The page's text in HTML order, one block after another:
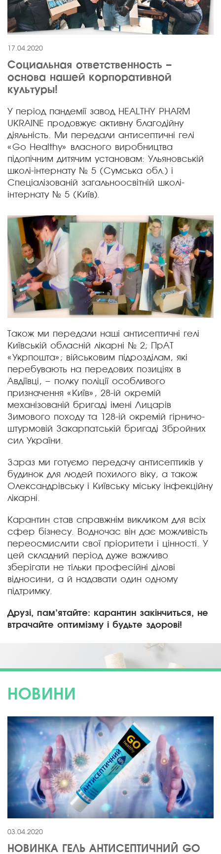
17.04.2020
Социальная ответственность –
основа нашей корпоративной
культуры!
У період пандемії завод HEALTHY PHARM
UKRAINE продовжує активну благодійну
діяльність. Ми передали антисептичні гелі
«Go Healthy» власного виробництва
підопічним дитячим установам: Ульяновській
школі-інтернату № 5 (Сумська обл.) і
Спеціалізованій загальноосвітній школі-
інтернату № 5 (Київ).
Також ми передали наші антисептичні гелі
Київській обласній лікарні № 2; ПрАТ
«Укрпошта»; військовим підрозділам, які
перебувають на передових позиціях в
Авдіївці, – полку поліції особливого
призначення «Київ», 28-ій окремій
механізованій бригаді імені Лицарів
Зимового походу та 128-ій окремій гірничо-
штурмовій Закарпатській бригаді Збройних
сил України.
❮
Зараз ми готуємо передачу антисептиків у
будинок для людей похилого віку, а також
Олександрівську і Київську міську інфекційну
лікарні.
Карантин став справжнім викликом для всіх
сфер бізнесу. Водночас він дає можливість
переосмислити свої пріоритети і цінності. У
цей складний період дуже важливо
зберігати не тільки професійні ділові
відносини, а й надавати один одному
підтримку.
Друзі, пам’ятайте: карантин закінчиться, не
втрачайте оптимізму і будьте здорові!
НОВИНИ
03.04.2020
НОВИНКА ГЕЛЬ АНТИСЕПТИЧНИЙ GO